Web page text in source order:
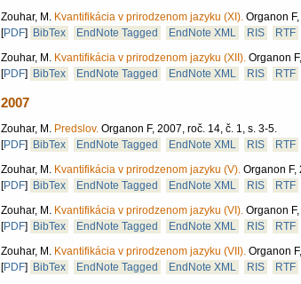
Zouhar, M. Kvantifikácia v prirodzenom jazyku (XI). Organon
[PDF] BibTex EndNote Tagged EndNote XML RIS
RTF
Zouhar, M. Kvantifikácia v prirodzenom jazyku (XII). Organon
[PDF] BibTex EndNote Tagged EndNote XML RIS RTF
2007
Zouhar, M. Predslov. Organon F, 2007, roč. 14, č. 1, s. 3-5.
[PDF] BibTex EndNote Tagged EndNote XML RIS
RTF
Zouhar, M. Kvantifikácia v prirodzenom jazyku (V). Organon F,
[PDF] BibTex EndNote Tagged EndNote XML RIS
RTF
Zouhar, M. Kvantifikácia v prirodzenom jazyku (VI). Organon
[PDF] BibTex EndNote Tagged EndNote XML RIS
RTF
Zouhar, M. Kvantifikácia v prirodzenom jazyku (VII). Organon
[PDF] BibTex EndNote Tagged EndNote XML RIS
RTF